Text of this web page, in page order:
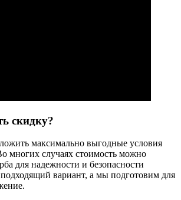
скидку?
максимально выгодные условия
многих случаях стоимость можно
для надежности и безопасности
вариант, а мы подготовим для